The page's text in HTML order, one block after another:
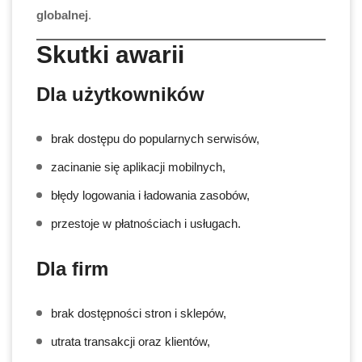
globalnej.
Skutki awarii
Dla użytkowników
brak dostępu do popularnych serwisów,
zacinanie się aplikacji mobilnych,
błędy logowania i ładowania zasobów,
przestoje w płatnościach i usługach.
Dla firm
brak dostępności stron i sklepów,
utrata transakcji oraz klientów,